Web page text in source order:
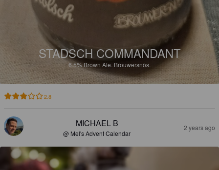
STADSCH COMMANDANT
6.5%Brown Ale. Brouwersnös.
2.8
MICHAEL B
@ Mel's Advent Calendar
2 years ago